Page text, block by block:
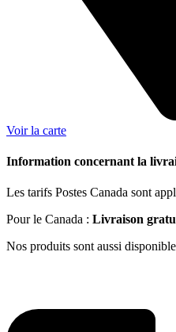
Voir la carte
Information concernant la
Les tarifs Postes Canada sont
Pour le Canada : Livraison
Nos produits sont aussi